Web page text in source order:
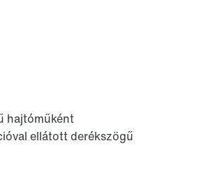
hajtóműként
ellátott derékszögű